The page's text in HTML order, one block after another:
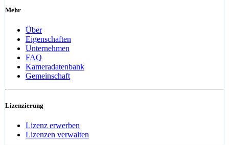
Mehr
Über
Eigenschaften
Unternehmen
FAQ
Kameradatenbank
Gemeinschaft
Lizenzierung
Lizenz erwerben
Lizenzen verwalten